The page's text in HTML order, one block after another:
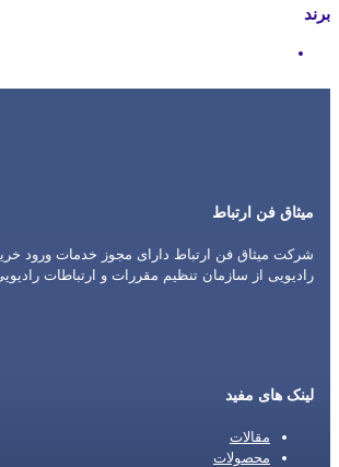
برند
میثاق فن ارتباط
شرکت میثاق فن ارتباط دارای مجوز خدمات ورود
رادیویی از سازمان تنظیم مقررات و ارتباطات
لینک های مفید
مقالات
محصولات